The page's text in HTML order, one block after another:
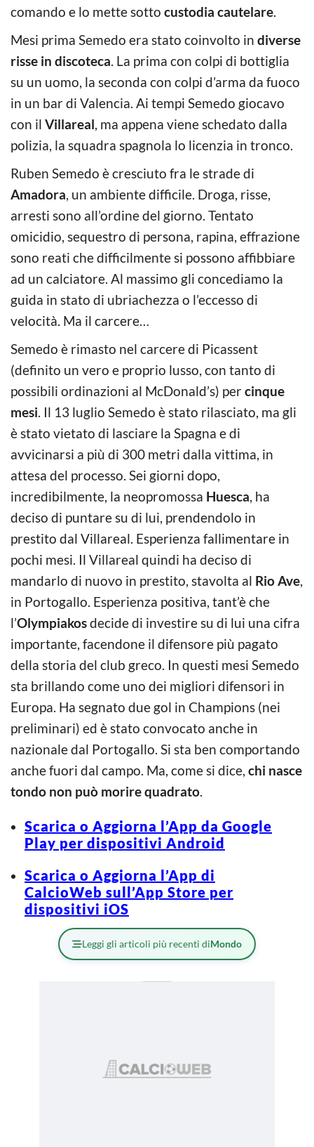
comando e lo mette sotto custodia cautelare.
Mesi prima Semedo era stato coinvolto in diverse
risse in discoteca. La prima con colpi di bottiglia
su un uomo, la seconda con colpi d’arma da fuoco
in un bar di Valencia. Ai tempi Semedo giocavo
con il Villareal, ma appena viene schedato dalla
polizia, la squadra spagnola lo licenzia in tronco.
Ruben Semedo è cresciuto fra le strade di
Amadora, un ambiente difficile. Droga, risse,
arresti sono all’ordine del giorno. Tentato
omicidio, sequestro di persona, rapina, effrazione
sono reati che difficilmente si possono affibbiare
ad un calciatore. Al massimo gli concediamo la
guida in stato di ubriachezza o l’eccesso di
velocità. Ma il carcere…
Semedo è rimasto nel carcere di Picassent
(definito un vero e proprio lusso, con tanto di
possibili ordinazioni al McDonald’s) percinque
mesi. Il 13 luglio Semedo è stato rilasciato, ma gli
è stato vietato di lasciare la Spagna e di
avvicinarsi a più di 300 metri dalla vittima, in
attesa del processo. Sei giorni dopo,
incredibilmente, la neopromossa Huesca, ha
deciso di puntare su di lui, prendendolo in
prestito dal Villareal. Esperienza fallimentare in
pochi mesi. Il Villareal quindi ha deciso di
mandarlo di nuovo in prestito, stavolta al Rio Ave,
in Portogallo. Esperienza positiva, tant’è che
l’Olympiakosdecide di investire su di lui una cifra
importante, facendone il difensore più pagato
della storia del club greco. In questi mesi Semedo
sta brillando come uno dei migliori difensori in
Europa. Ha segnato due gol in Champions (nei
preliminari) ed è stato convocato anche in
nazionale dal Portogallo. Si sta ben comportando
anche fuori dal campo. Ma, come si dice, chi nasce
tondo non può morire quadrato.
Scarica o Aggiorna l’App da Google
Play per dispositivi Android
Scarica o Aggiorna l’App di
CalcioWeb sull’App Store per
dispositivi iOS
Leggi gli articoli più recenti diMondo